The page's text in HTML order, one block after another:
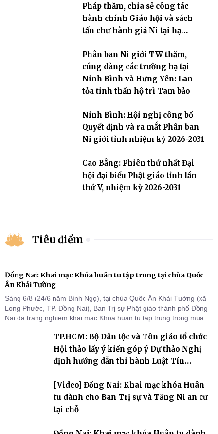
Pháp thăm, chia sẻ công tác
hành chính Giáo hội và sách
tấn chư hành giả Ni tại hạ
tỉnh
Phân ban Ni giới TW thăm,
cúng dàng các trường hạ tại
Ninh Bình và Hưng Yên: Lan
tỏa tinh thần hộ trì Tam bảo
Ninh Bình: Hội nghị công bố
Quyết định và ra mắt Phân ban
Ni giới tỉnh nhiệm kỳ 2026-2031
Cao Bằng: Phiên thứ nhất Đại
hội đại biểu Phật giáo tỉnh lần
thứ V, nhiệm kỳ 2026-2031
Tiêu điểm
Đồng Nai: Khai mạc Khóa huân tu tập trung tại chùa Quốc
Ân Khải Tường
Sáng 6/8 (24/6 năm Bính Ngọ), tại chùa Quốc Ân Khải Tường (xã
Long Phước, TP. Đồng Nai), Ban Trị sự Phật giáo thành phố Đồng
Nai đã trang nghiêm khai mạc Khóa huân tu tập trung trong mùa
chỗ khu vực VII, VIII và trường hạ chùa Quốc Ân Khải Tường.
TP.HCM: Bộ Dân tộc và Tôn giáo tổ chức
Hội thảo lấy ý kiến góp ý Dự thảo Nghị
định hướng dẫn thi hành Luật Tín
[Video] Đồng Nai: Khai mạc khóa Huân
tu dành cho Ban Trị sự và Tăng Ni an cư
tại chỗ